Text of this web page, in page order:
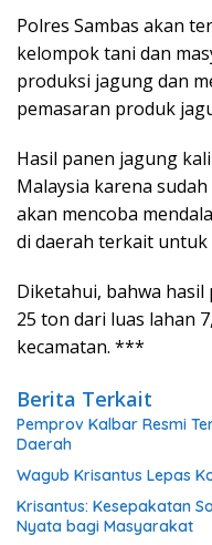
Polres Sambas akan
kelompok tani dan
produksi jagung dan
pemasaran produk
Hasil panen jagung
Malaysia karena
akan mencoba
di daerah terkait
Diketahui, bahwa
25 ton dari luas lahan
kecamatan. ***
Berita Terkait
Pemprov Kalbar Resmi
Daerah
Wagub Krisantus Lepas
Krisantus: Kesepakatan
Nyata bagi Masyarakat